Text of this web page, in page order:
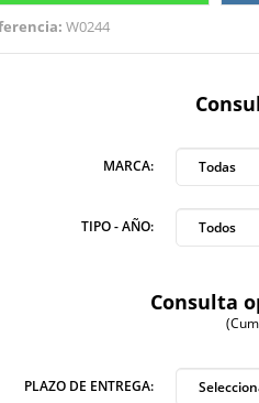
W0244
MARCA: Todas
TIPO - AÑO: Todos
Consulta
PLAZO DE ENTREGA: